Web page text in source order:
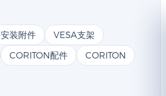
安装附件
VESA支架
CORITON配件
CORITON